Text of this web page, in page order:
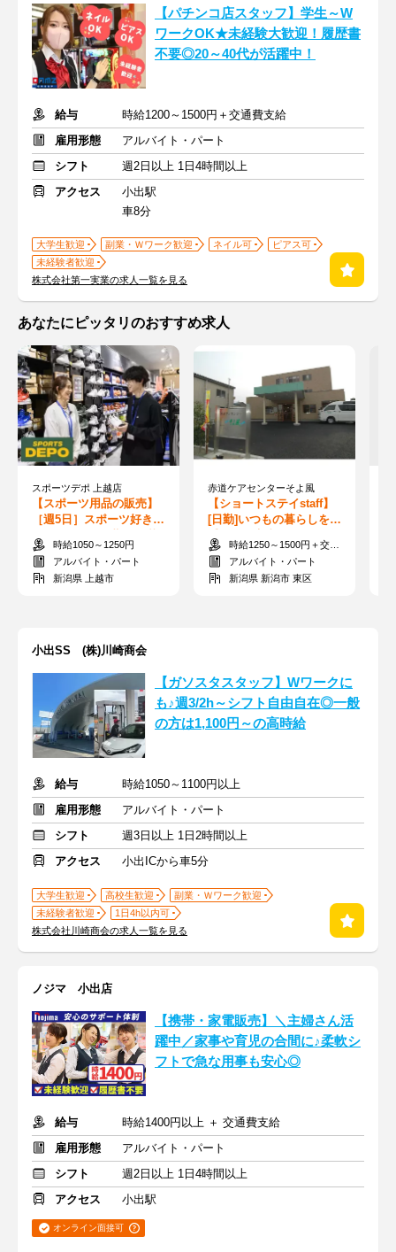
【パチンコ店スタッフ】学生～W
ワークOK★未経験大歓迎！履歴書
不要◎20～40代が活躍中！
給与
時給1200～1500円＋交通費支給
雇用形態
アルバイト・パート
シフト
週2日以上 1日4時間以上
アクセス
小出駅
車8分
大学生歓迎 副業・Ｗワーク歓迎 ネイル可
ピアス可
未経験者歓迎
株式会社第一実業の求人一覧を見る
あなたにピッタリのおすすめ求人
スポーツデポ 上越店
【スポーツ用品の販売】
［週5日］スポーツ好き必
見！フルタイム勤務も募
集中♪日払いOK！
時給1050～1250円
アルバイト・パート
新潟県 上越市
赤道ケアセンターそよ風
【ショートステイstaff】
[日勤]いつもの暮らしをお
手伝い！家事スキルが活
きる◎残業ナシ
時給1250～1500円＋交通費全額支給
アルバイト・パート
新潟県 新潟市 東区
小出SS (株)川崎商会
【ガソスタスタッフ】Wワークに
も♪週3/2h～シフト自由自在◎一般
の方は1,100円～の高時給
給与
時給1050～1100円以上
雇用形態
アルバイト・パート
シフト
週3日以上 1日2時間以上
アクセス
小出ICから車5分
大学生歓迎 高校生歓迎
副業・Ｗワーク歓迎
未経験者歓迎
1日4h以内可
株式会社川崎商会の求人一覧を見る
ノジマ 小出店
【携帯・家電販売】＼主婦さん活
躍中／家事や育児の合間に♪柔軟シ
フトで急な用事も安心◎
給与
時給1400円以上 ＋ 交通費支給
雇用形態
アルバイト・パート
シフト
週2日以上 1日4時間以上
アクセス
小出駅
オンライン面接可